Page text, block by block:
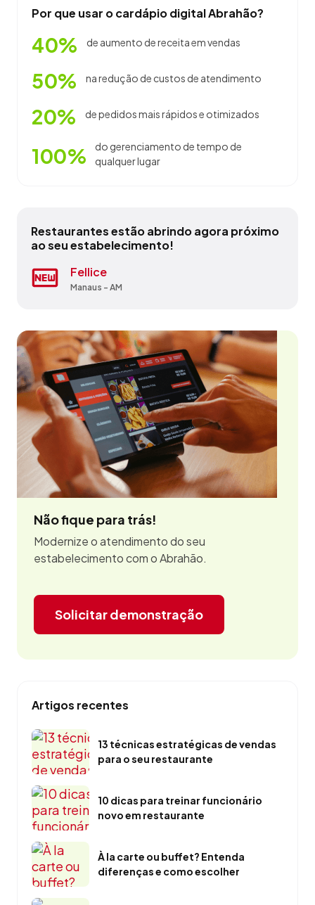
Por que usar o cardápio digital Abrahão?
40% de aumento de receita em vendas
50% na redução de custos de atendimento
20% de pedidos mais rápidos e otimizados
100%
do gerenciamento de tempo de
qualquer lugar
Restaurantes estão abrindo agora próximo
ao seu estabelecimento!
Churrascaria Coqueiro Verde
Manaus - AM
Fellice
Manaus - AM
Lanchonete Pithausen
Manaus - AM
Loppiano Pizza
Manaus - AM
Paraiso Da Ilha
Parintins - AM
Peixaria El Dourado
Rio Preto da Eva - AM
Restaurante Chifral Do Barao
Itacoatiara - AM
Restaurante Fortaleza
São Gabriel da Cachoeira - AM
Restaurante Tabatinga
Tefé - AM
Tortas & Tortas
Manaus - AM
Não fique para trás!
Modernize o atendimento do seu
estabelecimento com o Abrahão.
Solicitar demonstração
Artigos recentes
13 técnicas estratégicas de vendas
para o seu restaurante
10 dicas para treinar funcionário
novo em restaurante
À la carte ou buffet? Entenda
diferenças e como escolher